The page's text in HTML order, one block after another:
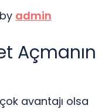
by admin
Açmanın
avantajı olsa